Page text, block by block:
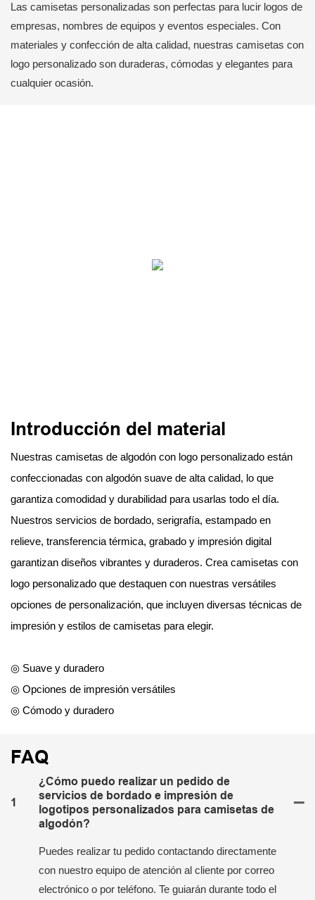
Las camisetas personalizadas son perfectas para lucir logos de
empresas, nombres de equipos y eventos especiales. Con
materiales y confección de alta calidad, nuestras camisetas con
logo personalizado son duraderas, cómodas y elegantes para
cualquier ocasión.
Introducción del material
Nuestras camisetas de algodón con logo personalizado están
confeccionadas con algodón suave de alta calidad, lo que
garantiza comodidad y durabilidad para usarlas todo el día.
Nuestros servicios de bordado, serigrafía, estampado en
relieve, transferencia térmica, grabado y impresión digital
garantizan diseños vibrantes y duraderos. Crea camisetas con
logo personalizado que destaquen con nuestras versátiles
opciones de personalización, que incluyen diversas técnicas de
impresión y estilos de camisetas para elegir.
◎ Suave y duradero
◎ Opciones de impresión versátiles
◎ Cómodo y duradero
FAQ
1
¿Cómo puedo realizar un pedido de
servicios de bordado e impresión de
logotipos personalizados para camisetas de
algodón?
Puedes realizar tu pedido contactando directamente
con nuestro equipo de atención al cliente por correo
electrónico o por teléfono. Te guiarán durante todo el